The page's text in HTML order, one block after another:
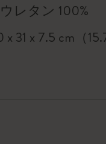
レタン 100%
31 x 7.5 cm（